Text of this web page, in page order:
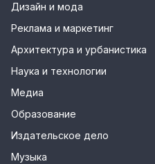
Дизайн и мода
Реклама и маркетинг
Архитектура и урбанистика
Наука и технологии
Медиа
Образование
Издательское дело
Музыка